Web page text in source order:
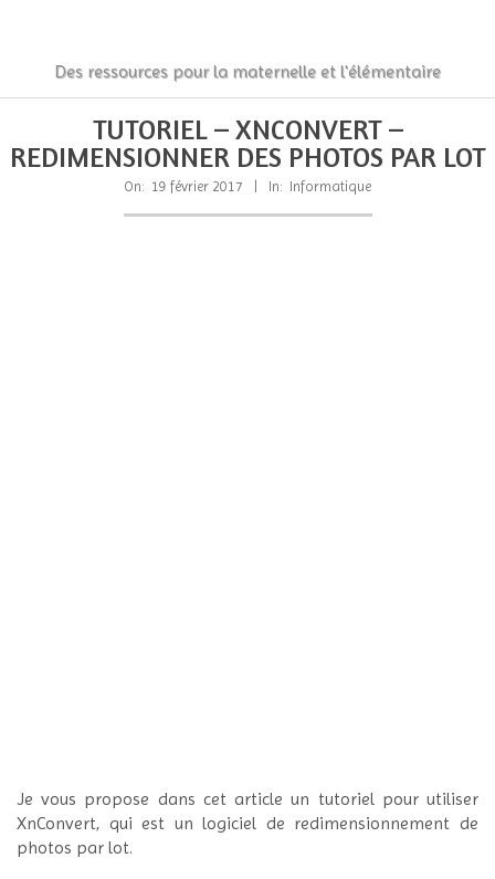
La
Classe
des
gnomes
Des ressources pour la maternelle et l'élémentaire
Menu
Menu
TUTORIEL – XNCONVERT –
REDIMENSIONNER DES PHOTOS PAR LOT
On: 19 février 2017 In: Informatique
Je vous propose dans cet article un tutoriel pour utiliser
XnConvert, qui est un logiciel de redimensionnement de
photos par lot.